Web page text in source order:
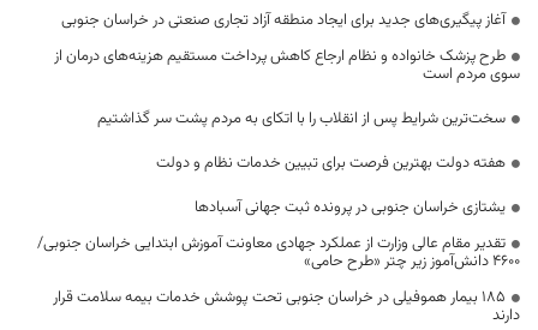
آغاز پیگیری‌های جدید برای ایجاد منطقه آزاد تجاری صنعتی در خراسان جنوبی
طرح پزشک خانواده و نظام ارجاع کاهش پرداخت مستقیم هزینه‌های درمان از
سوی مردم است
سخت‌ترین شرایط پس از انقلاب را با اتکای به مردم پشت سر گذاشتیم
هفته دولت بهترین فرصت برای تبیین خدمات نظام و دولت
یشتازی خراسان جنوبی در پرونده ثبت جهانی آسبادها
تقدیر مقام عالی وزارت از عملکرد جهادی معاونت آموزش ابتدایی خراسان جنوبی/
۴۶۰۰ دانش‌آموز زیر چتر «طرح حامی»
۱۸۵ بیمار هموفیلی در خراسان جنوبی تحت پوشش خدمات بیمه سلامت قرار
دارند